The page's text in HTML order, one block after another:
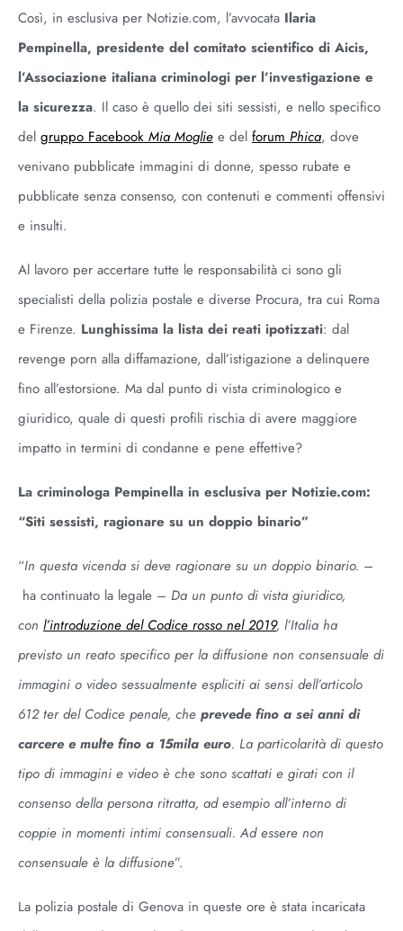
Così, in esclusiva per Notizie.com, l’avvocata Ilaria
Pempinella, presidente del comitato scientifico di Aicis,
l’Associazione italiana criminologi per l’investigazione e
la sicurezza. Il caso è quello dei siti sessisti, e nello specifico
del gruppo FacebookMia Moglie e del forumPhica, dove
venivano pubblicate immagini di donne, spesso rubate e
pubblicate senza consenso, con contenuti e commenti offensivi
e insulti.
Al lavoro per accertare tutte le responsabilità ci sono gli
specialisti della polizia postale e diverse Procura, tra cui Roma
e Firenze. Lunghissima la lista dei reati ipotizzati: dal
revenge porn alla diffamazione, dall’istigazione a delinquere
fino all’estorsione. Ma dal punto di vista criminologico e
giuridico, quale di questi profili rischia di avere maggiore
impatto in termini di condanne e pene effettive?
La criminologa Pempinella in esclusiva per Notizie.com:
“Siti sessisti, ragionare su un doppio binario”
“In questa vicenda si deve ragionare su un doppio binario. –
ha continuato la legale – Da un punto di vista giuridico,
con l’introduzione del Codice rosso nel 2019, l’Italia ha
previsto un reato specifico per la diffusione non consensuale di
immagini o video sessualmente espliciti ai sensi dell’articolo
612 ter del Codice penale, che prevede fino a sei anni di
carcere e multe fino a 15mila euro. La particolarità di questo
tipo di immagini e video è che sono scattati e girati con il
consenso della persona ritratta, ad esempio all’interno di
coppie in momenti intimi consensuali. Ad essere non
consensuale è la diffusione”.
La polizia postale di Genova in queste ore è stata incaricata